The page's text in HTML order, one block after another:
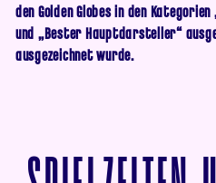
den Golden Globes in den
und „Bester Hauptdarsteller“
ausgezeichnet wurde.